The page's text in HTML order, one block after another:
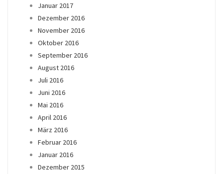
Januar 2017
Dezember 2016
November 2016
Oktober 2016
September 2016
August 2016
Juli 2016
Juni 2016
Mai 2016
April 2016
März 2016
Februar 2016
Januar 2016
Dezember 2015